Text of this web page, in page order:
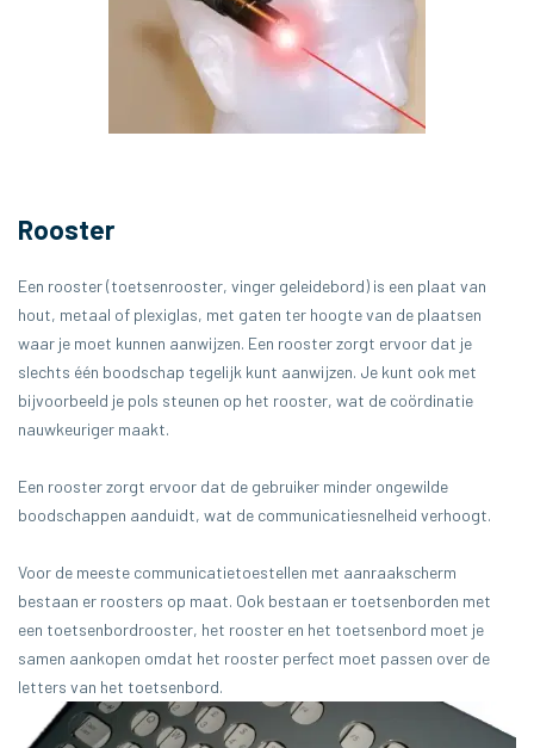
Rooster
Een rooster (toetsenrooster, vinger geleidebord) is een plaat van
hout, metaal of plexiglas, met gaten ter hoogte van de plaatsen
waar je moet kunnen aanwijzen. Een rooster zorgt ervoor dat je
slechts één boodschap tegelijk kunt aanwijzen. Je kunt ook met
bijvoorbeeld je pols steunen op het rooster, wat de coördinatie
nauwkeuriger maakt.
Een rooster zorgt ervoor dat de gebruiker minder ongewilde
boodschappen aanduidt, wat de communicatiesnelheid verhoogt.
Voor de meeste communicatietoestellen met aanraakscherm
bestaan er roosters op maat. Ook bestaan er toetsenborden met
een toetsenbordrooster, het rooster en het toetsenbord moet je
samen aankopen omdat het rooster perfect moet passen over de
letters van het toetsenbord.